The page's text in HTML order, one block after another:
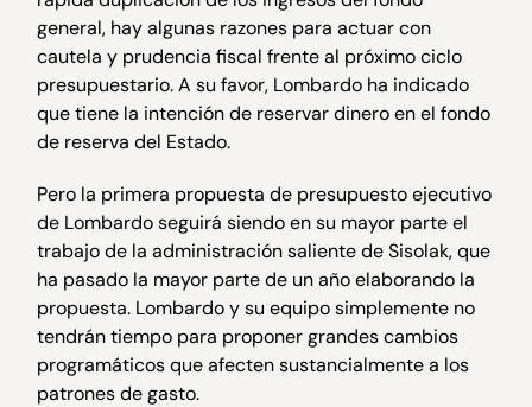
general, hay algunas razones para actuar con
cautela y prudencia fiscal frente al próximo ciclo
presupuestario. A su favor, Lombardo ha indicado
que tiene la intención de reservar dinero en el fondo
de reserva del Estado.
Pero la primera propuesta de presupuesto ejecutivo
de Lombardo seguirá siendo en su mayor parte el
trabajo de la administración saliente de Sisolak, que
ha pasado la mayor parte de un año elaborando la
propuesta. Lombardo y su equipo simplemente no
tendrán tiempo para proponer grandes cambios
programáticos que afecten sustancialmente a los
patrones de gasto.